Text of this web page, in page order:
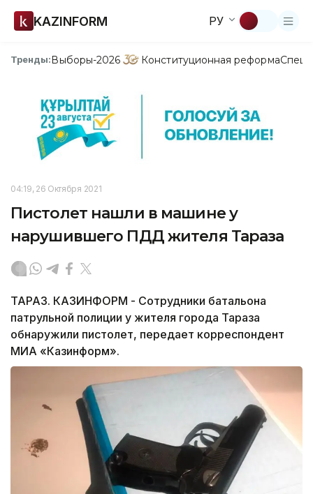
KAZINFORM РУ
Тренды:Выборы-2026 Конституционная реформа
04:19, 26 Октября 2021
Пистолет нашли в машине у
нарушившего ПДД жителя Тараза
ТАРАЗ. КАЗИНФОРМ - Сотрудники батальона
патрульной полиции у жителя города Тараза
обнаружили пистолет, передает корреспондент
МИА «Казинформ».